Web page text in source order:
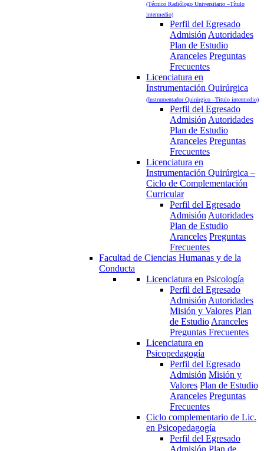
(Técnico Radiólogo Universitario –Título
intermedio)
Perfil del Egresado
Admisión Autoridades
Plan de Estudio
Aranceles Preguntas
Frecuentes
Licenciatura en
Instrumentación Quirúrgica
(Instrumentador Quirúrgico –Título intermedio)
Perfil del Egresado
Admisión Autoridades
Plan de Estudio
Aranceles Preguntas
Frecuentes
Licenciatura en
Instrumentación Quirúrgica –
Ciclo de Complementación
Curricular
Perfil del Egresado
Admisión Autoridades
Plan de Estudio
Aranceles Preguntas
Frecuentes
Facultad de Ciencias Humanas y de la
Conducta
Licenciatura en Psicología
Perfil del Egresado
Admisión Autoridades
Misión y Valores Plan
de Estudio Aranceles
Preguntas Frecuentes
Licenciatura en
Psicopedagogía
Perfil del Egresado
Admisión Misión y
Valores Plan de Estudio
Aranceles Preguntas
Frecuentes
Ciclo complementario de Lic.
en Psicopedagogía
Perfil del Egresado